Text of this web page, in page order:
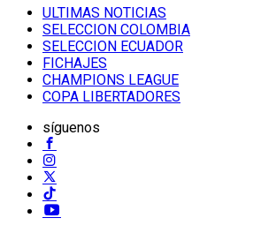
ULTIMAS NOTICIAS
SELECCION COLOMBIA
SELECCION ECUADOR
FICHAJES
CHAMPIONS LEAGUE
COPA LIBERTADORES
síguenos